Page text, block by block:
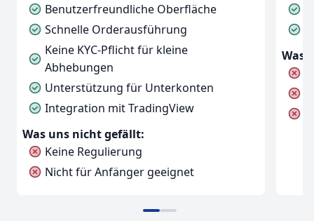
Benutzerfreundliche Oberfläche
Schnelle Orderausführung
Keine KYC-Pflicht für kleine
Abhebungen
Unterstützung für Unterkonten
Integration mit TradingView
Was uns nicht gefällt:
Keine Regulierung
Nicht für Anfänger geeignet
Was